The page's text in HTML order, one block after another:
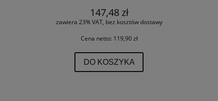
147,48 zł
zawiera 23% VAT, bez kosztów dostawy
Cena netto: 119,90 zł
DO KOSZYKA